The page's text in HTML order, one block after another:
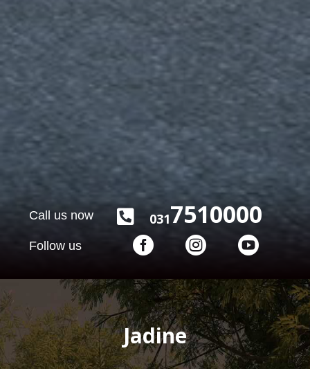
Call us now  0317510000
Follow us   
Jadine